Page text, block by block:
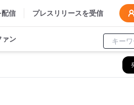
配信 プレスリリースを受信
ァン